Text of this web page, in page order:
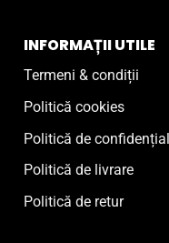
INFORMAȚII UTILE
Termeni & condiții
Politică cookies
Politică de
Politică de livrare
Politică de retur